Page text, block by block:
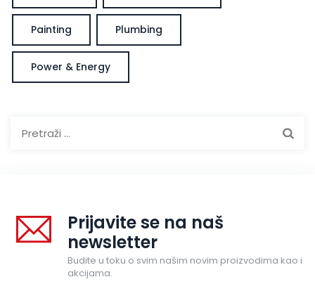
Painting Plumbing
Power & Energy
Prijavite se na naš
newsletter
Budite u toku o svim našim novim proizvodima kao i
akcijama.